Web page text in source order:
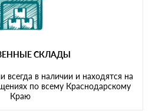
СКЛАДЫ
всегда в наличии и находятся на
по всему Краснодарскому
Краю